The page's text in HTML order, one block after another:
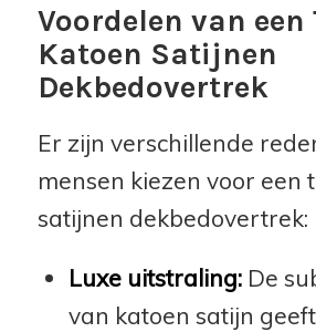
Voordelen van een
Katoen Satijnen
Dekbedovertrek
Er zijn verschillende
mensen kiezen voor een
satijnen dekbedovertrek:
Luxe uitstraling:De
van katoen satijn